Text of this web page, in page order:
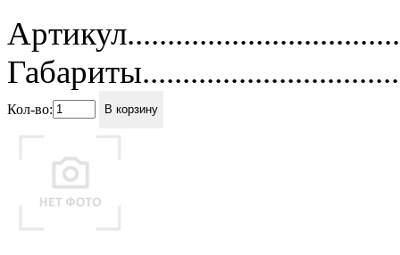
Кол-во: В корзину